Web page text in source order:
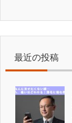
最近の投稿